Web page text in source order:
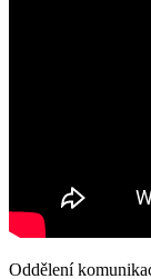
Oddělení